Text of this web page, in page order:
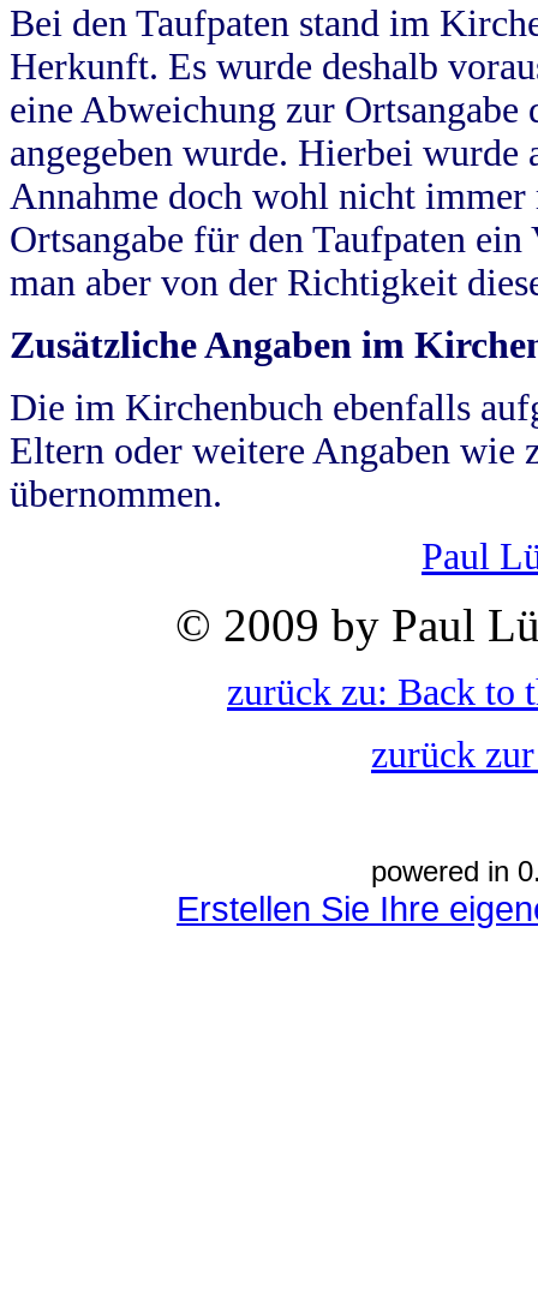
Bei den Taufpaten stand im
Herkunft. Es wurde deshalb
eine Abweichung zur
angegeben wurde. Hierbei wurde
Annahme doch wohl nicht
Ortsangabe für den Taufpaten
man aber von der Richtigkeit
Zusätzliche Angaben im
Die im Kirchenbuch ebenfalls
Eltern oder weitere Angaben wie
übernommen.
Paul
© 2009 by Paul
zurück zu: Back to
zurück
powered in
Erstellen Sie Ihre